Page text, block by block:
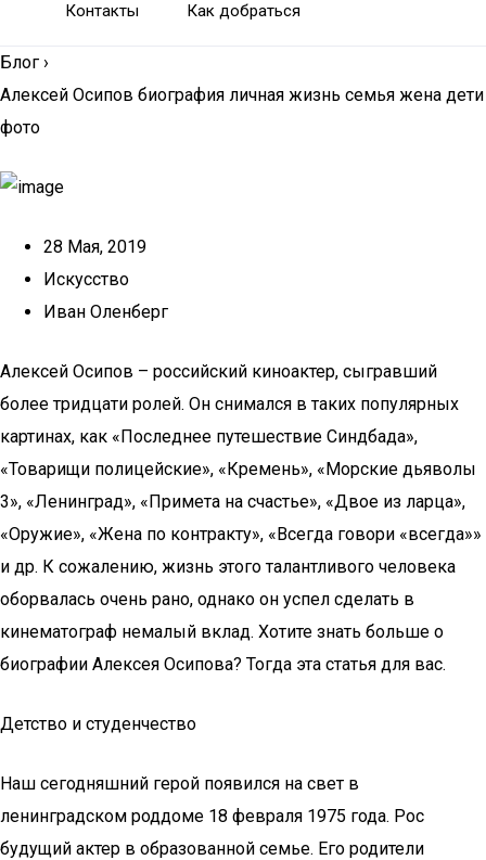
Контакты Как добраться
Блог ›
Алексей Осипов биография личная жизнь семья жена дети
фото
28 Мая, 2019
Искусство
Иван Оленберг
Алексей Осипов – российский киноактер, сыгравший
более тридцати ролей. Он снимался в таких популярных
картинах, как «Последнее путешествие Синдбада»,
«Товарищи полицейские», «Кремень», «Морские дьяволы
3», «Ленинград», «Примета на счастье», «Двое из ларца»,
«Оружие», «Жена по контракту», «Всегда говори «всегда»»
и др. К сожалению, жизнь этого талантливого человека
оборвалась очень рано, однако он успел сделать в
кинематограф немалый вклад. Хотите знать больше о
биографии Алексея Осипова? Тогда эта статья для вас.
Детство и студенчество
Наш сегодняшний герой появился на свет в
ленинградском роддоме 18 февраля 1975 года. Рос
будущий актер в образованной семье. Его родители